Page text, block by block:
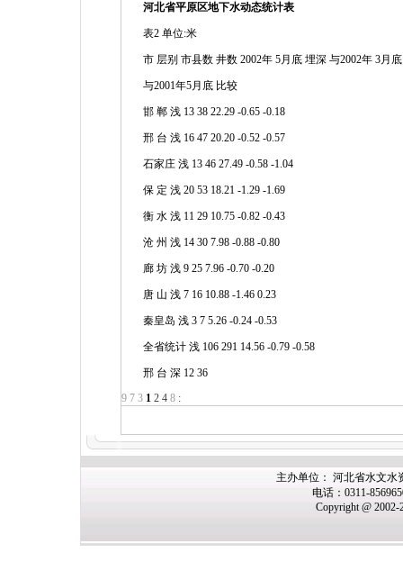
河北省平原区地下水动态统计表
表2 单位:米
市 层别 市县数 井数 2002年 5月底 埋深 与2002年 3月
与2001年5月底 比较
邯 郸 浅 13 38 22.29 -0.65 -0.18
邢 台 浅 16 47 20.20 -0.52 -0.57
石家庄 浅 13 46 27.49 -0.58 -1.04
保 定 浅 20 53 18.21 -1.29 -1.69
衡 水 浅 11 29 10.75 -0.82 -0.43
沧 州 浅 14 30 7.98 -0.88 -0.80
廊 坊 浅 9 25 7.96 -0.70 -0.20
唐 山 浅 7 16 10.88 -1.46 0.23
秦皇岛 浅 3 7 5.26 -0.24 -0.53
全省统计 浅 106 291 14.56 -0.79 -0.58
邢 台 深 12 36
9 7 3 1 2 4 8 :
主办单位： 河北省水文水
电话：0311-
Copyright @ 2002-